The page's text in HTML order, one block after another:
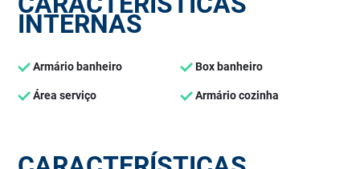
INTERNAS
Armário banheiro Box banheiro
Área serviço Armário cozinha